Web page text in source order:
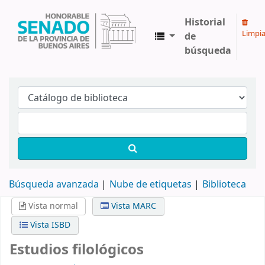
Historial
de
búsqueda
Búsqueda avanzada Nube de etiquetas Biblioteca
Vista normal
Vista MARC
Vista ISBD
Estudios filológicos